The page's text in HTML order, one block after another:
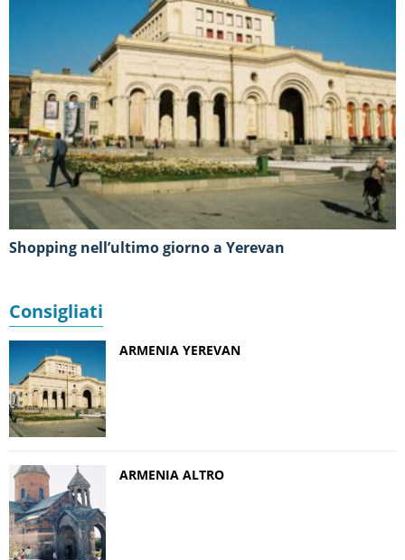
Shopping nell’ultimo giorno a Yerevan
Consigliati
ARMENIA YEREVAN
ARMENIA ALTRO